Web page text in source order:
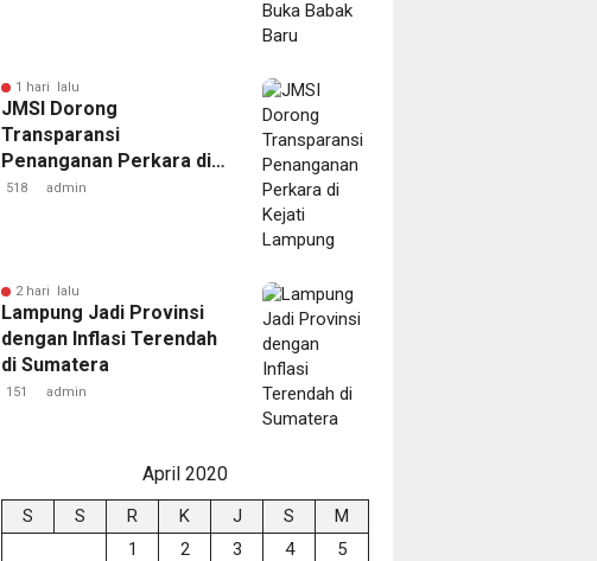
1 hari lalu
JMSI Dorong
Transparansi
Penanganan Perkara di
Kejati Lampung
518 admin
2 hari lalu
Lampung Jadi Provinsi
dengan Inflasi Terendah
di Sumatera
151 admin
April 2020
S S R K J S
M
1
2 3 4
5